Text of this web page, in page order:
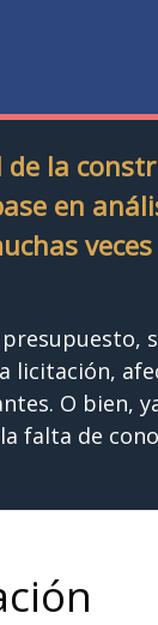
la
en
licitación,
O bien,
falta de